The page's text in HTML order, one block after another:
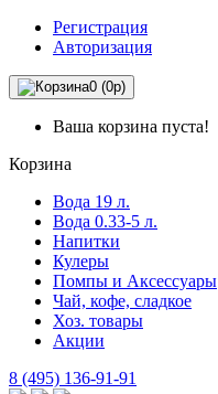
Регистрация
Авторизация
0 (0р)
Ваша корзина пуста!
Корзина
Вода 19 л.
Вода 0.33-5 л.
Напитки
Кулеры
Помпы и Аксессуары
Чай, кофе, сладкое
Хоз. товары
Акции
8 (495) 136-91-91